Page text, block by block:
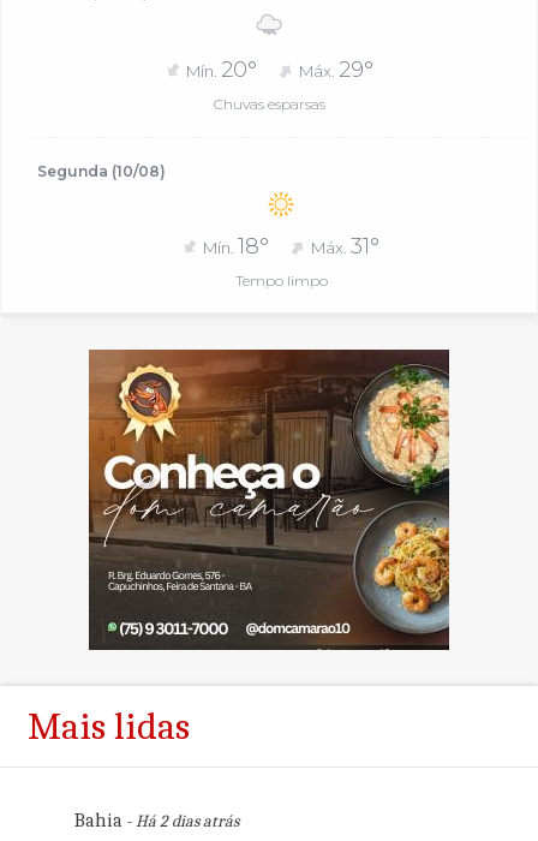
Mín. 20° Máx. 29°
Chuvas esparsas
Segunda (10/08)
Mín. 18° Máx.31°
Tempo limpo
Mais lidas
Bahia- Há 2 dias atrás